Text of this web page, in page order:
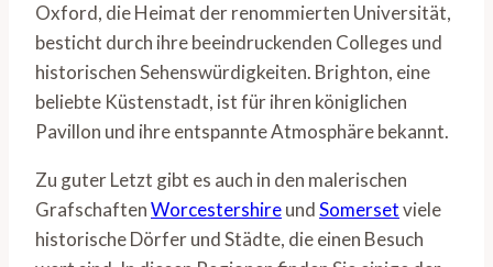
Oxford, die Heimat der renommierten Universität,
besticht durch ihre beeindruckenden Colleges und
historischen Sehenswürdigkeiten. Brighton, eine
beliebte Küstenstadt, ist für ihren königlichen
Pavillon und ihre entspannte Atmosphäre bekannt.
Zu guter Letzt gibt es auch in den malerischen
GrafschaftenWorcestershireundSomersetviele
historische Dörfer und Städte, die einen Besuch